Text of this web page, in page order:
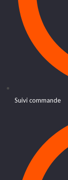
Suivi commande